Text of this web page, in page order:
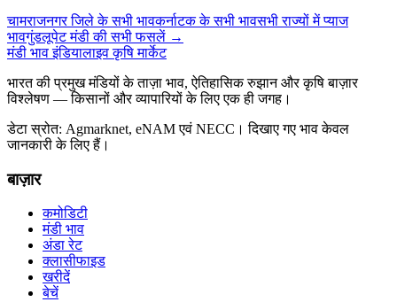
चामराजनगर जिले के सभी भावकर्नाटक के सभी भावसभी राज्यों में प्याज
भावगुंडलूपेट मंडी की सभी फसलें →
मंडी भाव इंडियालाइव कृषि मार्केट
भारत की प्रमुख मंडियों के ताज़ा भाव, ऐतिहासिक रुझान और कृषि बाज़ार
विश्लेषण — किसानों और व्यापारियों के लिए एक ही जगह।
डेटा स्रोत: Agmarknet, eNAM एवं NECC। दिखाए गए भाव केवल
जानकारी के लिए हैं।
बाज़ार
कमोडिटी
मंडी भाव
अंडा रेट
क्लासीफाइड
खरीदें
बेचें